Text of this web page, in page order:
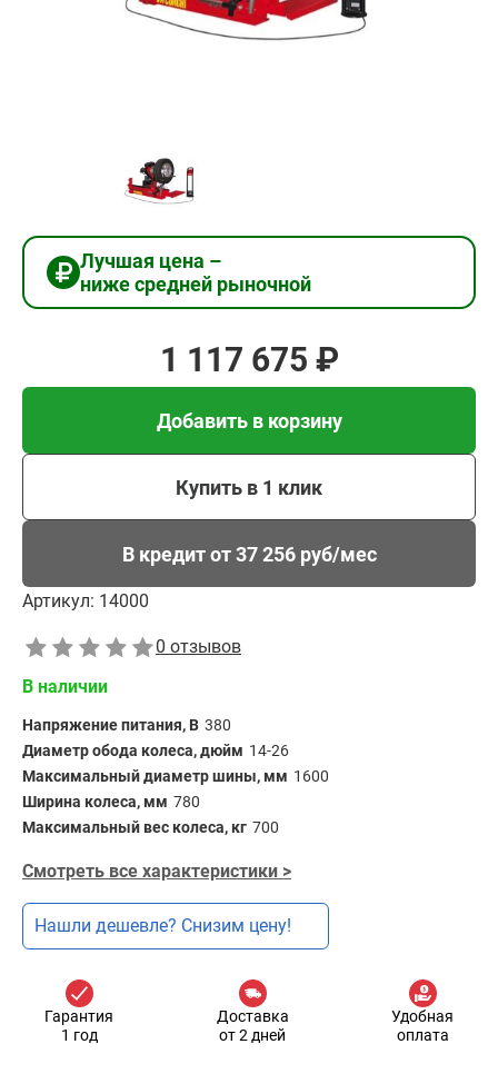
Лучшая цена –
ниже средней рыночной
1 117 675 ₽
Добавить в корзину
Купить в 1 клик
В кредит от 37 256 руб/мес
Артикул: 14000
0 отзывов
В наличии
Напряжение питания, В 380
Диаметр обода колеса, дюйм 14-26
Максимальный диаметр шины, мм 1600
Ширина колеса, мм 780
Максимальный вес колеса, кг 700
Смотреть все характеристики >
Нашли дешевле? Снизим цену!
Гарантия
1 год
Доставка
от 2 дней
Удобная
оплата
Добавить в корзину
Купить в 1 клик
В кредит от 37 256 руб/
мес